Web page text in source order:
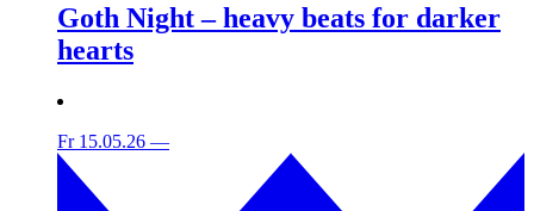
Goth Night – heavy beats for darker
hearts
Fr 15.05.26 —